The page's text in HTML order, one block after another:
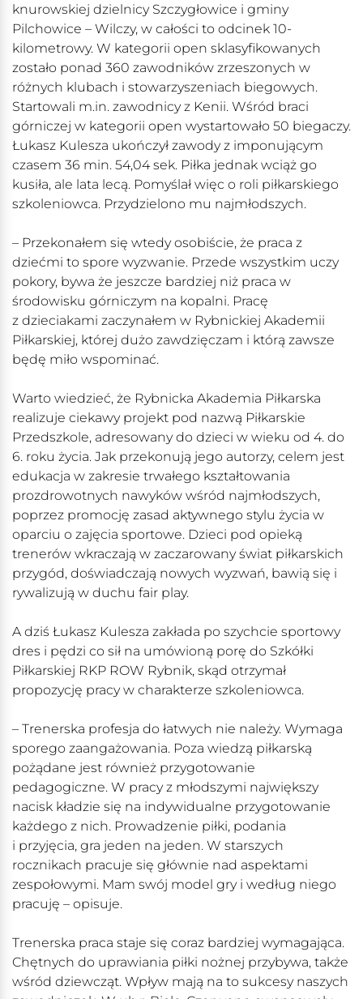
knurowskiej dzielnicy Szczygłowice i gminy
Pilchowice – Wilczy, w całości to odcinek 10-
kilometrowy. W kategorii open sklasyfikowanych
zostało ponad 360 zawodników zrzeszonych w
różnych klubach i stowarzyszeniach biegowych.
Startowali m.in. zawodnicy z Kenii. Wśród braci
górniczej w kategorii open wystartowało 50 biegaczy.
Łukasz Kulesza ukończył zawody z imponującym
czasem 36 min. 54,04 sek. Piłka jednak wciąż go
kusiła, ale lata lecą. Pomyślał więc o roli piłkarskiego
szkoleniowca. Przydzielono mu najmłodszych.
– Przekonałem się wtedy osobiście, że praca z
dziećmi to spore wyzwanie. Przede wszystkim uczy
pokory, bywa że jeszcze bardziej niż praca w
środowisku górniczym na kopalni. Pracę
z dzieciakami zaczynałem w Rybnickiej Akademii
Piłkarskiej, której dużo zawdzięczam i którą zawsze
będę miło wspominać.
Warto wiedzieć, że Rybnicka Akademia Piłkarska
realizuje ciekawy projekt pod nazwą Piłkarskie
Przedszkole, adresowany do dzieci w wieku od 4. do
6. roku życia. Jak przekonują jego autorzy, celem jest
edukacja w zakresie trwałego kształtowania
prozdrowotnych nawyków wśród najmłodszych,
poprzez promocję zasad aktywnego stylu życia w
oparciu o zajęcia sportowe. Dzieci pod opieką
trenerów wkraczają w zaczarowany świat piłkarskich
przygód, doświadczają nowych wyzwań, bawią się i
rywalizują w duchu fair play.
A dziś Łukasz Kulesza zakłada po szychcie sportowy
dres i pędzi co sił na umówioną porę do Szkółki
Piłkarskiej RKP ROW Rybnik, skąd otrzymał
propozycję pracy w charakterze szkoleniowca.
– Trenerska profesja do łatwych nie należy. Wymaga
sporego zaangażowania. Poza wiedzą piłkarską
pożądane jest również przygotowanie
pedagogiczne. W pracy z młodszymi największy
nacisk kładzie się na indywidualne przygotowanie
każdego z nich. Prowadzenie piłki, podania
i przyjęcia, gra jeden na jeden. W starszych
rocznikach pracuje się głównie nad aspektami
zespołowymi. Mam swój model gry i według niego
pracuję – opisuje.
Trenerska praca staje się coraz bardziej wymagająca.
Chętnych do uprawiania piłki nożnej przybywa, także
wśród dziewcząt. Wpływ mają na to sukcesy naszych